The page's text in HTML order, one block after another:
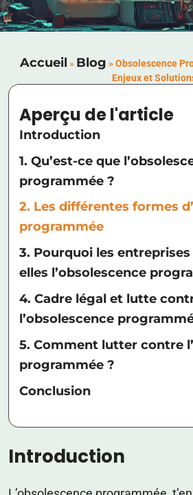
Accueil » Blog »Obsolescence
Enjeux et
Introduction
Aperçu de l'article
Introduction
1. Qu’est-ce que
programmée ?
2. Les différentes formes
programmée
3. Pourquoi les
elles l’obsolescence
4. Cadre légal et lutte
l’obsolescence
5. Comment lutter contre
programmée ?
Conclusion